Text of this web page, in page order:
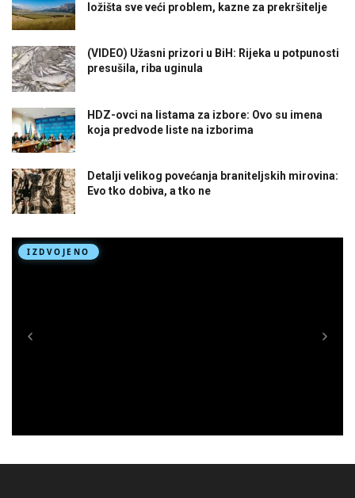
ložišta sve veći problem, kazne za prekršitelje
(VIDEO) Užasni prizori u BiH: Rijeka u potpunosti
presušila, riba uginula
HDZ-ovci na listama za izbore: Ovo su imena
koja predvode liste na izborima
Detalji velikog povećanja braniteljskih mirovina:
Evo tko dobiva, a tko ne